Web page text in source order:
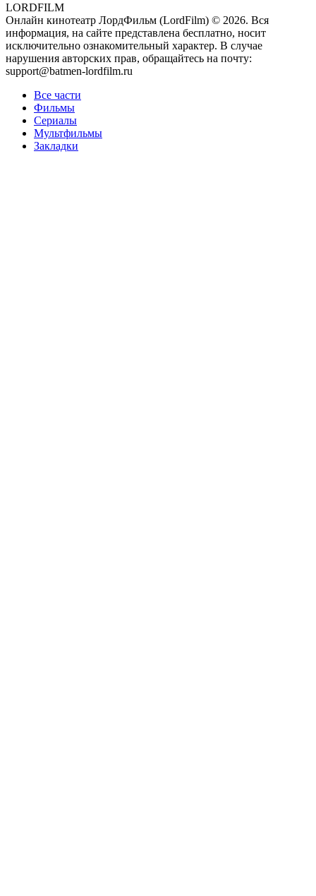
LORDFILM
Онлайн кинотеатр ЛордФильм (LordFilm) © 2026. Вся
информация, на сайте представлена бесплатно, носит
исключительно ознакомительный характер. В случае
нарушения авторских прав, обращайтесь на почту:
support@batmen-lordfilm.ru
Все части
Фильмы
Сериалы
Мультфильмы
Закладки